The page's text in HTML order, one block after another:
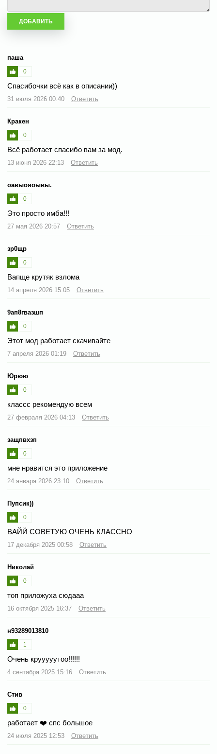
паша
0
Спасибочки всё как в описании))
31 июля 2026 00:40 Ответить
Кракен
0
Всё работает спасибо вам за мод.
13 июня 2026 22:13 Ответить
оавыояоывы.
0
Это просто имба!!!
27 мая 2026 20:57 Ответить
зр0щр
0
Вапще крутяк взлома
14 апреля 2026 15:05 Ответить
9ап8гвазшп
0
Этот мод работает скачивайте
7 апреля 2026 01:19 Ответить
Юрюю
0
классс рекомендую всем
27 февраля 2026 04:13 Ответить
защпвхзп
0
мне нравится это приложение
24 января 2026 23:10 Ответить
Пупсик))
0
ВАЙЙ СОВЕТУЮ ОЧЕНЬ КЛАССНО
17 декабря 2025 00:58 Ответить
Николай
0
топ приложуха сюдааа
16 октября 2025 16:37 Ответить
н93289013810
1
Очень крууууутоо!!!!!!
4 сентября 2025 15:16 Ответить
Стив
0
работает ❤️ спс большое
24 июля 2025 12:53 Ответить